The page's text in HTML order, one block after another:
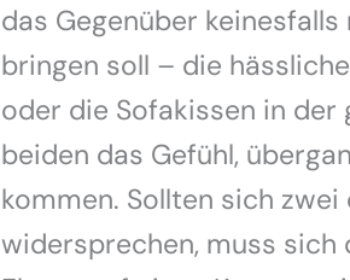
das Gegenüber
bringen soll – die
oder die Sofakissen in der
beiden das Gefühl,
kommen. Sollten sich
widersprechen, muss sich